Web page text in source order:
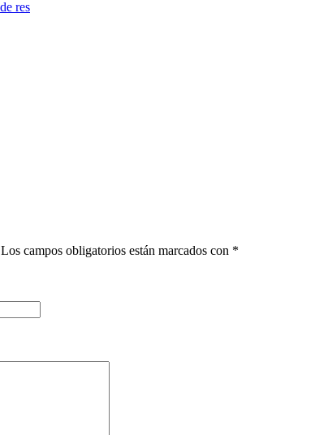
Los campos obligatorios están marcados con *